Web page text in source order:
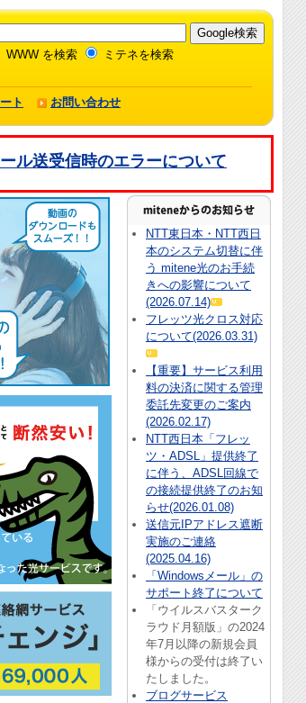
WWW を検索 ミテネを検索
ト お問い合わせ
ル送受信時のエラーについて
NTT東日本・NTT西日
本のシステム切替に伴
う mitene光のお手続
きへの影響について
(2026.07.14)
フレッツ光クロス対応
について(2026.03.31)
【重要】サービス利用
料の決済に関する管理
委託先変更のご案内
(2026.02.17)
NTT西日本「フレッ
ツ・ADSL」提供終了
に伴う、ADSL回線で
の接続提供終了のお知
らせ(2026.01.08)
送信元IPアドレス遮断
実施のご連絡
(2025.04.16)
「Windowsメール」の
サポート終了について
「ウイルスバスターク
ラウド月額版」の2024
年7月以降の新規会員
様からの受付は終了い
たしました。
ブログサービス